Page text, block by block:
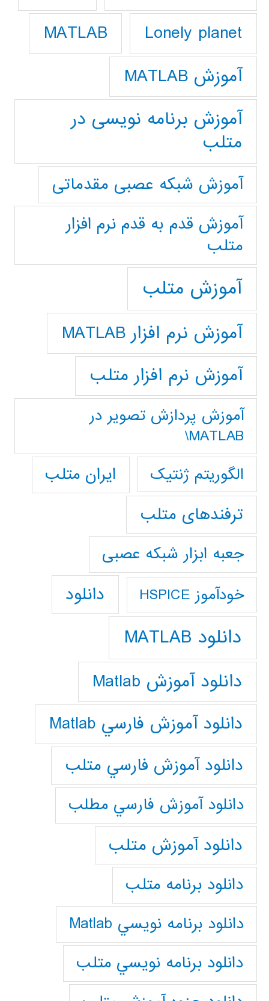
Lonely planet
MATLAB
آموزش MATLAB
آموزش برنامه نویسی در
متلب
آموزش شبکه عصبی مقدماتی
آموزش قدم به قدم نرم افزار
متلب
آموزش متلب
آموزش نرم افزار MATLAB
آموزش نرم افزار متلب
آموزش پردازش تصوير در
MATLAB\
الگوریتم ژنتیک
ایران متلب
ترفندهای متلب
جعبه ابزار شبکه عصبی
خودآموز HSPICE دانلود
دانلود MATLAB
دانلود آموزش Matlab
دانلود آموزش فارسي Matlab
دانلود آموزش فارسي متلب
دانلود آموزش فارسي مطلب
دانلود آموزش متلب
دانلود برنامه متلب
دانلود برنامه نويسي Matlab
دانلود برنامه نويسي متلب